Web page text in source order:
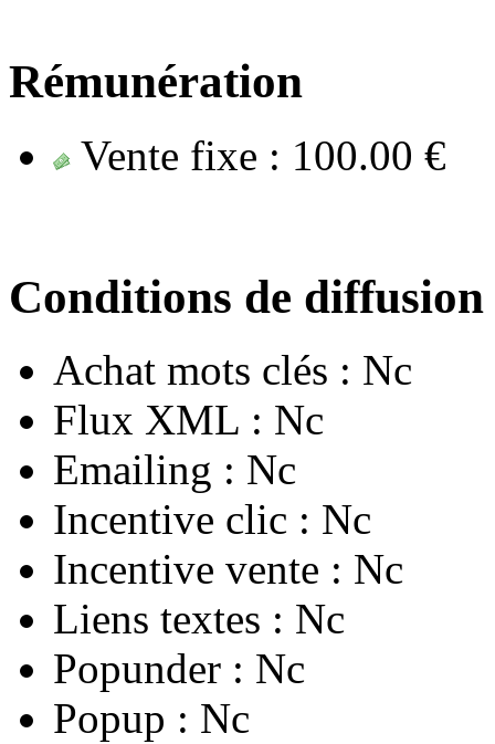
Rémunération
Vente fixe : 100.00 €
Conditions de diffusion
Achat mots clés : Nc
Flux XML : Nc
Emailing : Nc
Incentive clic : Nc
Incentive vente : Nc
Liens textes : Nc
Popunder : Nc
Popup : Nc